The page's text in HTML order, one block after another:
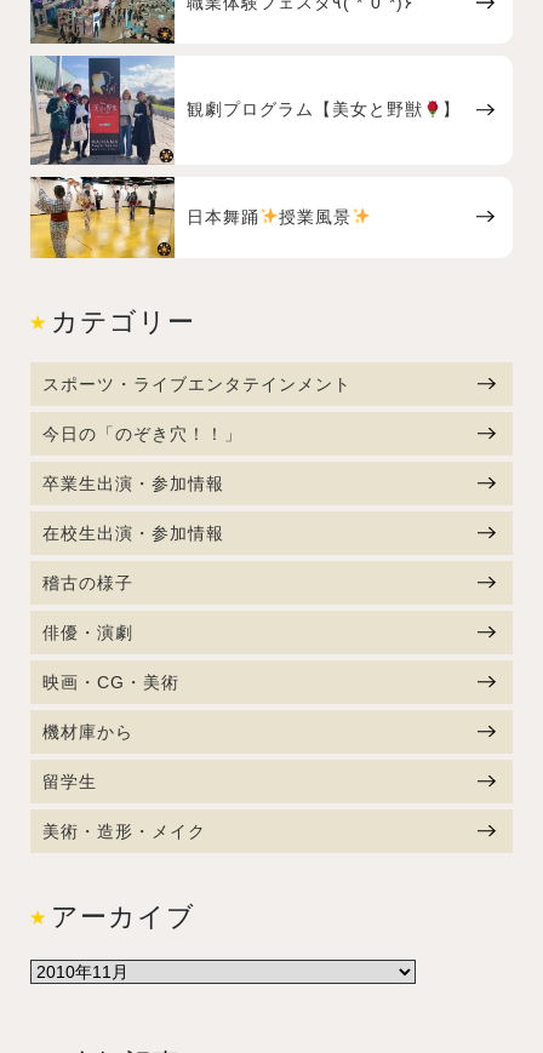
観劇プログラム【美女と野獣 】
日本舞踊 授業風景
カテゴリー
スポーツ・ライブエンタテインメント
今日の「のぞき穴！！」
卒業生出演・参加情報
在校生出演・参加情報
稽古の様子
俳優・演劇
映画・CG・美術
機材庫から
留学生
美術・造形・メイク
アーカイブ